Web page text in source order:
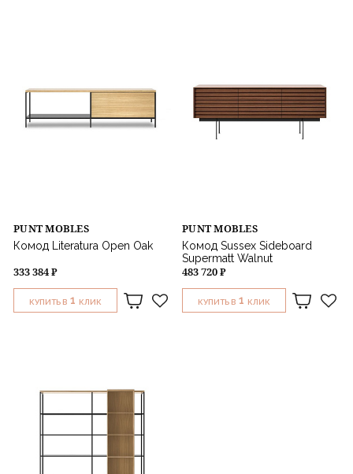
PUNT MOBLES
Комод Literatura Open Oak
333 384 ₽
КУПИТЬ В 1 КЛИК
PUNT MOBLES
Комод Sussex Sideboard
Supermatt Walnut
483 720 ₽
КУПИТЬ В 1 КЛИК